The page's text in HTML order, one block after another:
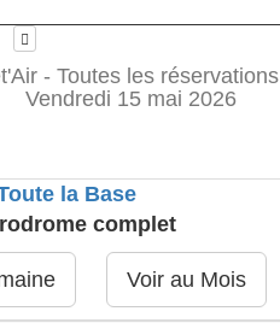
la Base
complet
- Toutes les réservations
Vendredi 15 mai 2026